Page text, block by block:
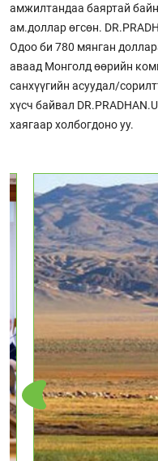
амжилтандаа баяртай
ам.доллар өгсөн.
Одоо би 780 мянган
аваад Монголд өөрийн
санхүүгийн асуудал/
хүсч байвал
хаягаар холбогдоно уу.